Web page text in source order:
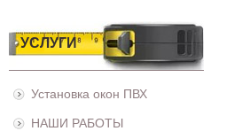
УСЛУГИ
Установка окон ПВХ
НАШИ РАБОТЫ